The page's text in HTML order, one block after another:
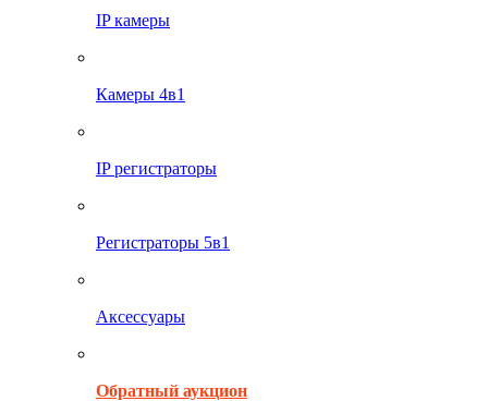
IP камеры
Камеры 4в1
IP регистраторы
Регистраторы 5в1
Аксессуары
Обратный аукцион